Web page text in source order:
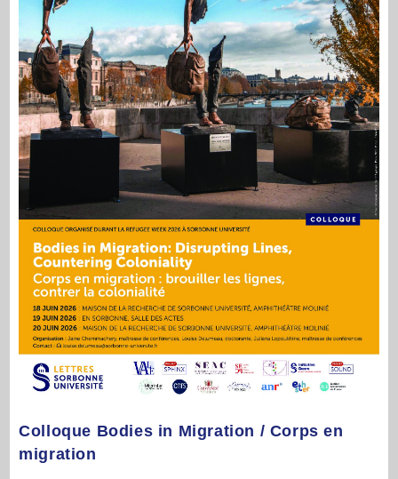
/
Sorbonne
Université)
Colloque Bodies in Migration / Corps en
migration